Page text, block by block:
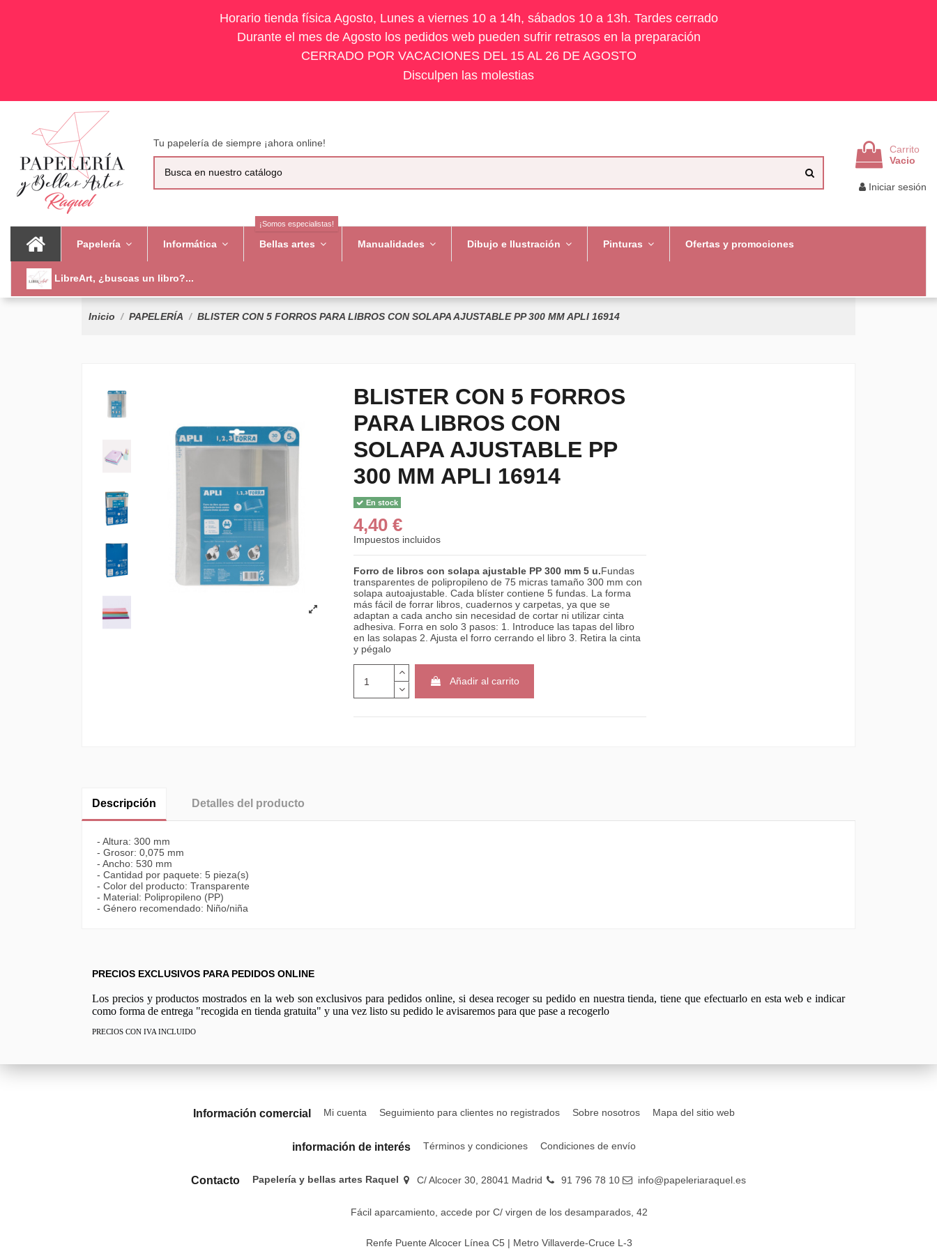
Horario tienda física Agosto, Lunes a viernes 10 a 14h, sábados 10 a 13h. Tardes cerrado
Durante el mes de Agosto los pedidos web pueden sufrir retrasos en la preparación
CERRADO POR VACACIONES DEL 15 AL 26 DE AGOSTO
Disculpen las molestias
Tu papelería de siempre ¡ahora online!
Carrito
Vacio
Iniciar sesión
Papelería Informática Bellas artes
¡Somos especialistas!
Manualidades Dibujo e Ilustración Pinturas Ofertas y promociones
LibreArt, ¿buscas un libro?...
Inicio PAPELERÍA BLISTER CON 5 FORROS PARA LIBROS CON SOLAPA AJUSTABLE PP 300 MM APLI 16914
BLISTER CON 5 FORROS
PARA LIBROS CON
SOLAPA AJUSTABLE PP
300 MM APLI 16914
En stock
4,40 €
Impuestos incluidos
Forro de libros con solapa ajustable PP 300 mm 5 u.Fundas
transparentes de polipropileno de 75 micras tamaño 300 mm con
solapa autoajustable. Cada blíster contiene 5 fundas. La forma
más fácil de forrar libros, cuadernos y carpetas, ya que se
adaptan a cada ancho sin necesidad de cortar ni utilizar cinta
adhesiva. Forra en solo 3 pasos: 1. Introduce las tapas del libro
en las solapas 2. Ajusta el forro cerrando el libro 3. Retira la cinta
y pégalo
Añadir al carrito
Descripción Detalles del producto
- Altura: 300 mm
- Grosor: 0,075 mm
- Ancho: 530 mm
- Cantidad por paquete: 5 pieza(s)
- Color del producto: Transparente
- Material: Polipropileno (PP)
- Género recomendado: Niño/niña
PRECIOS EXCLUSIVOS PARA PEDIDOS ONLINE
Los precios y productos mostrados en la web son exclusivos para pedidos online, si desea recoger su pedido en nuestra tienda, tiene que efectuarlo en esta web e indicar
como forma de entrega "recogida en tienda gratuita" y una vez listo su pedido le avisaremos para que pase a recogerlo
PRECIOS CON IVA INCLUIDO
Información comercial Mi cuenta Seguimiento para clientes no registrados Sobre nosotros Mapa del sitio web
información de interés Términos y condiciones Condiciones de envío
Contacto Papelería y bellas artes Raquel C/ Alcocer 30, 28041 Madrid 91 796 78 10 info@papeleriaraquel.es
Fácil aparcamiento, accede por C/ virgen de los desamparados, 42
Renfe Puente Alcocer Línea C5 | Metro Villaverde-Cruce L-3